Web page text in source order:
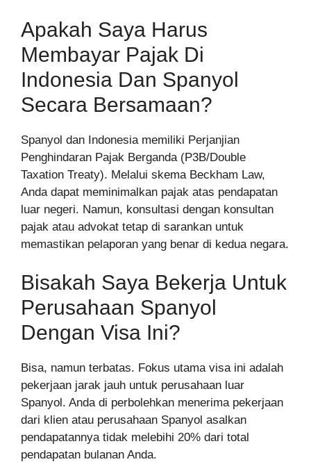
Apakah Saya Harus
Membayar Pajak Di
Indonesia Dan Spanyol
Secara Bersamaan?
Spanyol dan Indonesia memiliki Perjanjian
Penghindaran Pajak Berganda (P3B/Double
Taxation Treaty). Melalui skema Beckham Law,
Anda dapat meminimalkan pajak atas pendapatan
luar negeri. Namun, konsultasi dengan konsultan
pajak atau advokat tetap di sarankan untuk
memastikan pelaporan yang benar di kedua negara.
Bisakah Saya Bekerja Untuk
Perusahaan Spanyol
Dengan Visa Ini?
Bisa, namun terbatas. Fokus utama visa ini adalah
pekerjaan jarak jauh untuk perusahaan luar
Spanyol. Anda di perbolehkan menerima pekerjaan
dari klien atau perusahaan Spanyol asalkan
pendapatannya tidak melebihi 20% dari total
pendapatan bulanan Anda.